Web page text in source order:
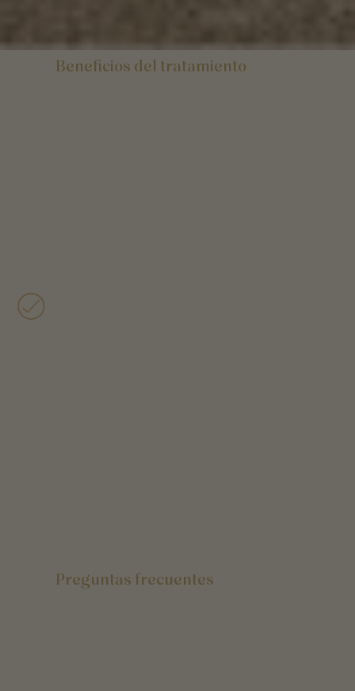
Beneficios del tratamiento
Preguntas frecuentes